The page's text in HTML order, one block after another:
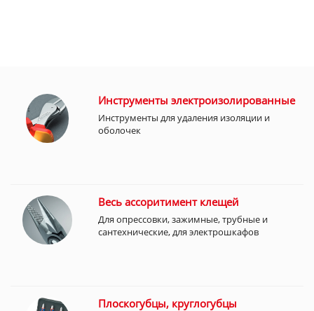
Инструменты электроизолированные
Инструменты для удаления изоляции и
оболочек
Весь ассоритимент клещей
Для опрессовки, зажимные, трубные и
сантехнические, для электрошкафов
Плоскогубцы, круглогубцы